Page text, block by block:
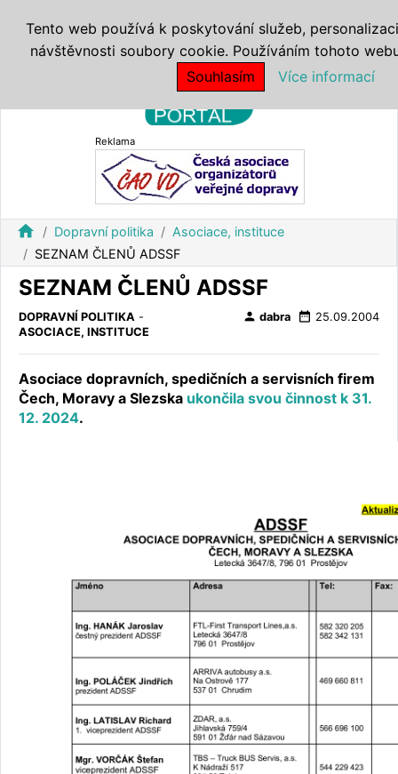
Reklama
home Dopravní politika
Asociace, instituce
SEZNAM ČLENŮ ADSSF
SEZNAM ČLENŮ ADSSF
DOPRAVNÍ POLITIKA -
ASOCIACE, INSTITUCE
person dabra date_range 25.09.2004
Asociace dopravních, spedičních a servisních firem
Čech, Moravy a Slezska ukončila svou činnost k 31.
12. 2024.
Tento web používá k poskytování služeb,
návštěvnosti soubory cookie. Používáním tohoto
Souhlasím
Více informací